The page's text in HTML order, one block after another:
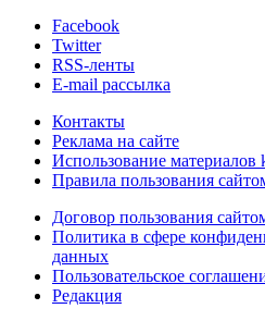
Facebook
Twitter
RSS-ленты
E-mail рассылка
Контакты
Реклама на сайте
Использование материалов
Правила пользования
Договор пользования
Политика в сфере
данных
Пользовательское
Редакция